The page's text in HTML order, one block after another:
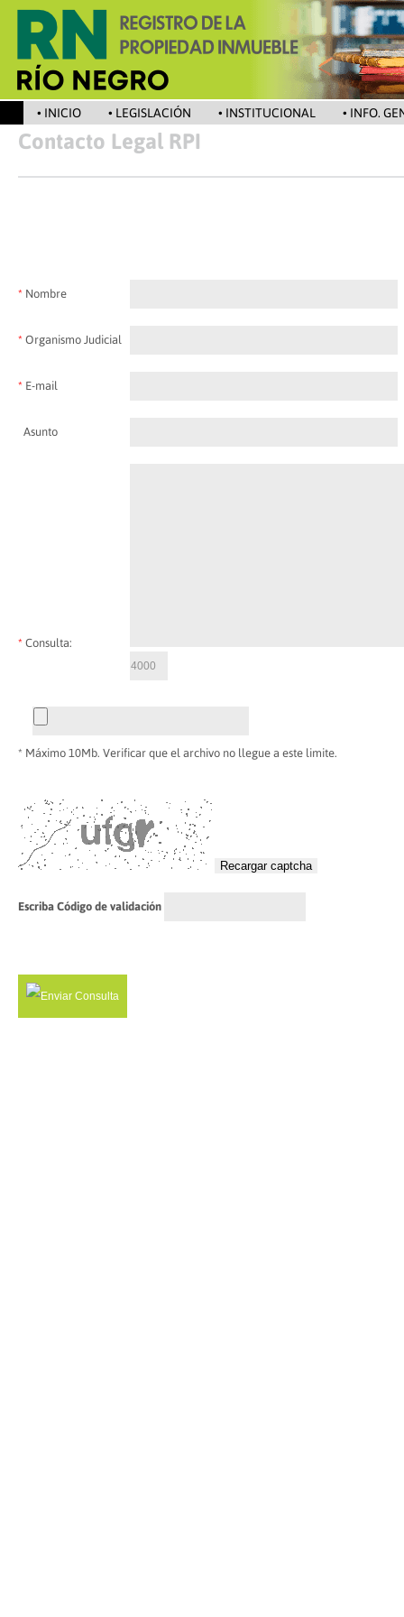
• INICIO • LEGISLACIÓN • INSTITUCIONAL • INFO.
Contacto Legal RPI
* Nombre
* Organismo Judicial
* E-mail
Asunto
* Consulta:
* Máximo 10Mb. Verificar que el archivo no llegue a este limite.
Recargar captcha
Escriba Código de validación